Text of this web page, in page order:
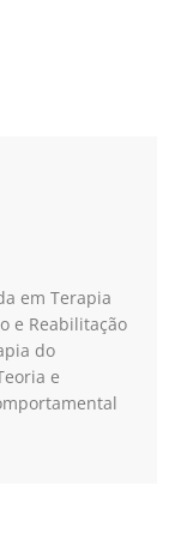
em Terapia
e Reabilitação
do
e